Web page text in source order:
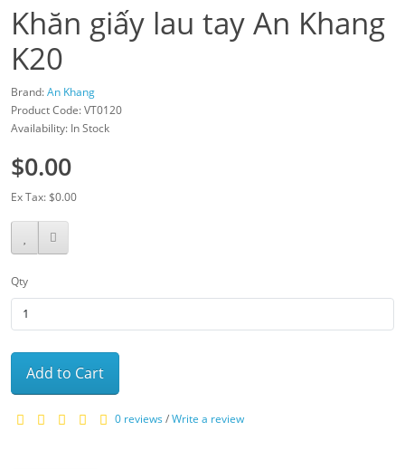
Khăn giấy lau tay An Khang
K20
Brand:An Khang
Product Code: VT0120
Availability: In Stock
$0.00
Ex Tax: $0.00
Qty
Add to Cart
0 reviews/Write a review